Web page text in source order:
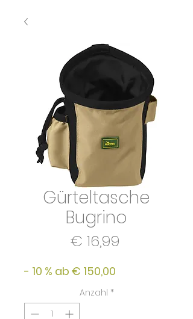
Gürteltasche
Bugrino
€ 16,99
- 10 % ab € 150,00
Anzahl *